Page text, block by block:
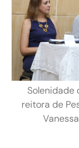
reitora de